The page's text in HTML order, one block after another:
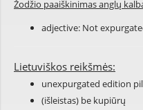
Žodžio paaiškinimas anglų
adjective: Not
Lietuviškos reikšmės:
unexpurgated edition
(išleistas) be kupiūrų